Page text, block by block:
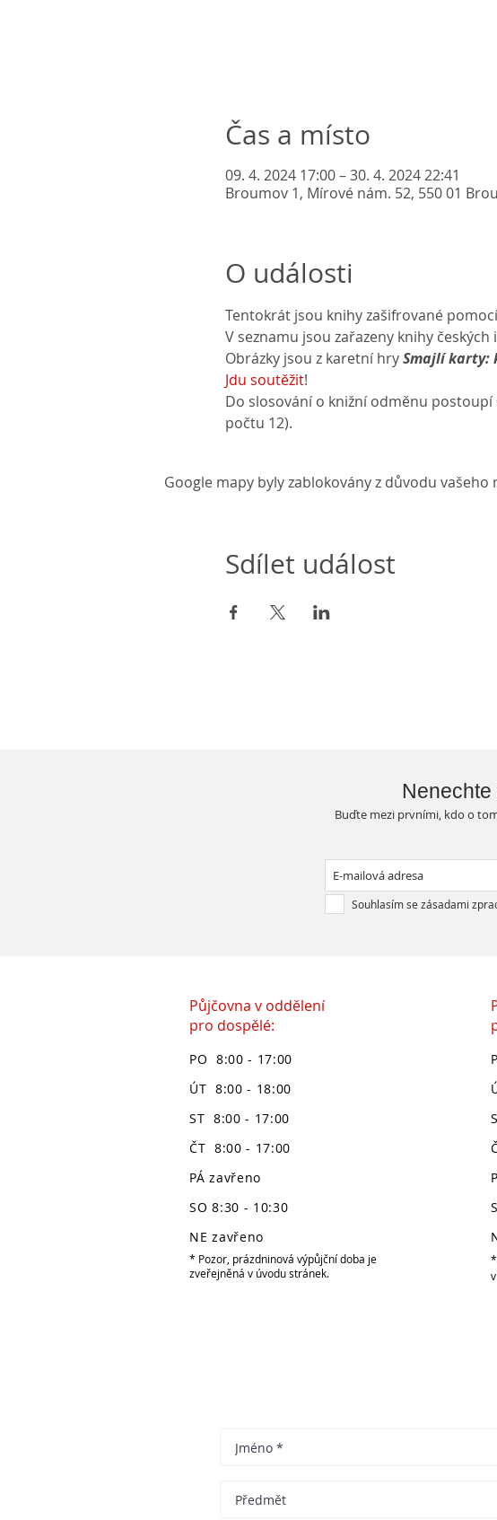
Čas a místo
09. 4. 2024 17:00 – 30. 4. 2024 22:41
Broumov 1, Mírové nám. 52, 550 01
O události
Tentokrát jsou knihy zašifrované
V seznamu jsou zařazeny knihy
Obrázky jsou z karetní hry Smajlí karty:
Jdu soutěžit!
Do slosování o knižní odměnu
počtu 12).
Google mapy byly zablokovány z důvodu
Sdílet událost
Půjčovna v oddělení
pro dospělé:
PO 8:00 - 17:00
ÚT 8:00 - 18:00
ST 8:00 - 17:00
ČT 8:00 - 17:00
PÁ zavřeno
SO 8:30 - 10:30
NE zavřeno
* Pozor, prázdninová výpůjční doba je
zveřejněná v úvodu stránek.
Buďte mezi prvními, kdo o
Souhlasím se zásadami